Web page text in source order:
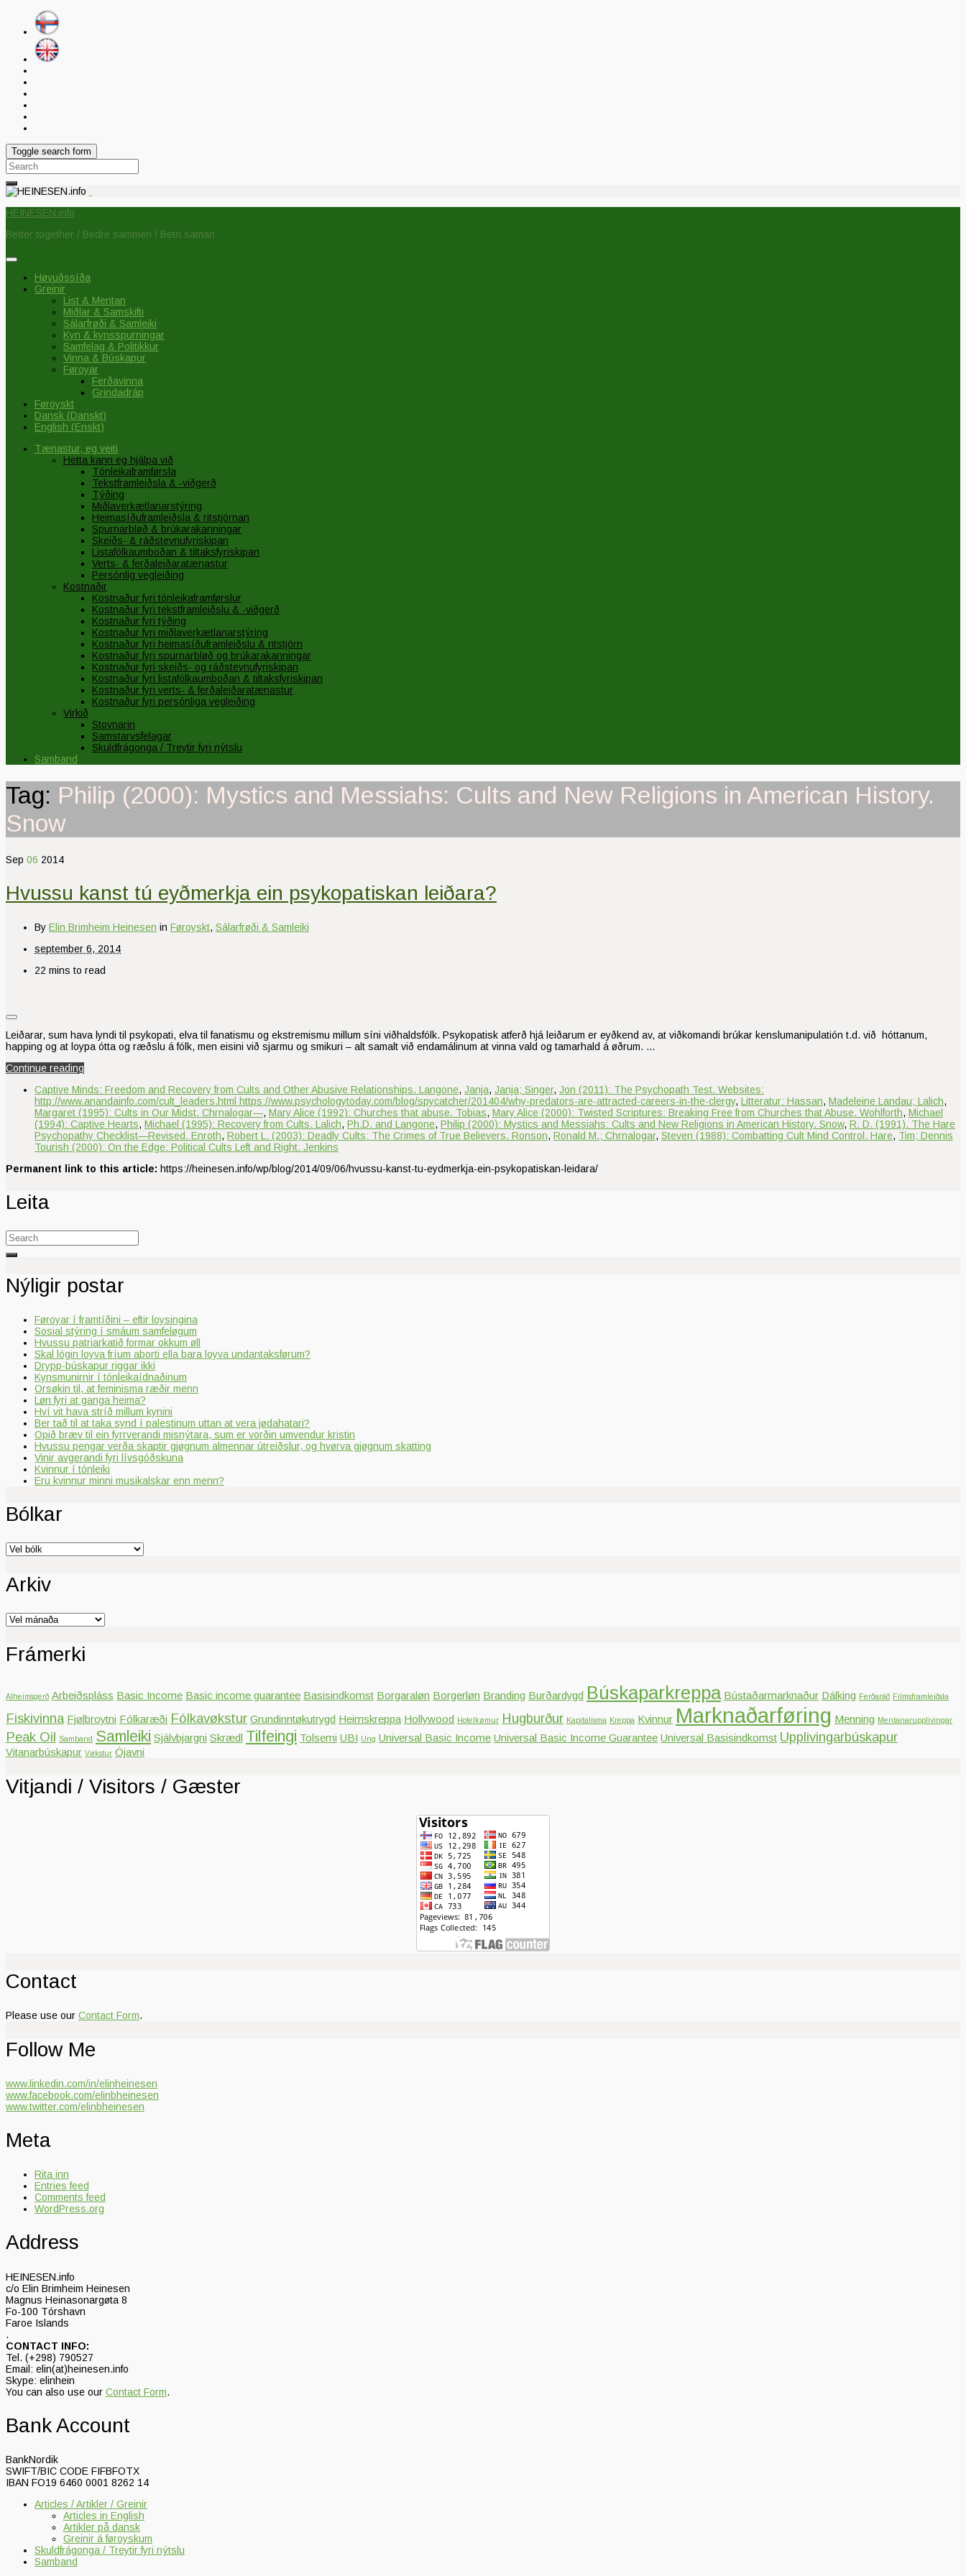
Toggle search form
Search
for:
HEINESEN.info
Better together / Bedre sammen / Betri saman
Høvuðssíða
Greinir
List & Mentan
Miðlar & Samskifti
Sálarfrøði & Samleiki
Kyn & kynsspurningar
Samfelag & Politikkur
Vinna & Búskapur
Føroyar
Ferðavinna
Grindadráp
Føroyskt
Dansk (Danskt)
English (Enskt)
Tænastur, eg veiti
Hetta kann eg hjálpa við
Tónleikaframførsla
Tekstframleiðsla & -viðgerð
Týðing
Miðlaverkætlanarstýring
Heimasíðuframleiðsla & ritstjórnan
Spurnarbløð & brúkarakanningar
Skeiðs- & ráðstevnufyriskipan
Listafólkaumboðan & tiltaksfyriskipan
Verts- & ferðaleiðaratænastur
Persónlig vegleiðing
Kostnaðir
Kostnaður fyri tónleikaframførslur
Kostnaður fyri tekstframleiðslu & -viðgerð
Kostnaður fyri týðing
Kostnaður fyri miðlaverkætlanarstýring
Kostnaður fyri heimasíðuframleiðslu & ritstjórn
Kostnaður fyri spurnarbløð og brúkarakanningar
Kostnaður fyri skeiðs- og ráðstevnufyriskipan
Kostnaður fyri listafólkaumboðan & tiltaksfyriskipan
Kostnaður fyri verts- & ferðaleiðaratænastur
Kostnaður fyri persónliga vegleiðing
Virkið
Stovnarin
Samstarvsfelagar
Skuldfrágonga / Treytir fyri nýtslu
Samband
Tag: Philip (2000): Mystics and Messiahs: Cults and New Religions in American History.
Snow
Sep 06 2014
Hvussu kanst tú eyðmerkja ein psykopatiskan leiðara?
By Elin Brimheim Heinesen in Føroyskt, Sálarfrøði & Samleiki
september 6, 2014
22 mins to read
Leiðarar, sum hava lyndi til psykopati, elva til fanatismu og ekstremismu millum síni viðhaldsfólk. Psykopatisk atferð hjá leiðarum er eyðkend av, at viðkomandi brúkar kenslumanipulatión t.d. við hóttanum,
happing og at loypa ótta og ræðslu á fólk, men eisini við sjarmu og smikuri – alt samalt við endamálinum at vinna vald og tamarhald á øðrum. …
Continue reading
Captive Minds: Freedom and Recovery from Cults and Other Abusive Relationships. Langone, Janja, Janja; Singer, Jon (2011): The Psychopath Test. Websites:
http://www.anandainfo.com/cult_leaders.html https://www.psychologytoday.com/blog/spycatcher/201404/why-predators-are-attracted-careers-in-the-clergy, Litteratur: Hassan, Madeleine Landau; Lalich,
Margaret (1995): Cults in Our Midst. Chrnalogar—, Mary Alice (1992): Churches that abuse. Tobias, Mary Alice (2000): Twisted Scriptures: Breaking Free from Churches that Abuse. Wohlforth, Michael
(1994): Captive Hearts, Michael (1995): Recovery from Cults. Lalich, Ph.D. and Langone, Philip (2000): Mystics and Messiahs: Cults and New Religions in American History. Snow, R. D. (1991). The Hare
Psychopathy Checklist—Revised. Enroth, Robert L. (2003): Deadly Cults: The Crimes of True Believers. Ronson, Ronald M.; Chrnalogar, Steven (1988): Combatting Cult Mind Control. Hare, Tim; Dennis
Tourish (2000): On the Edge: Political Cults Left and Right. Jenkins
Permanent link to this article: https://heinesen.info/wp/blog/2014/09/06/hvussu-kanst-tu-eydmerkja-ein-psykopatiskan-leidara/
Leita
Search
for:
Nýligir postar
Føroyar í framtíðini – eftir loysingina
Sosial stýring í smáum samfeløgum
Hvussu patriarkatið formar okkum øll
Skal lógin loyva fríum aborti ella bara loyva undantaksførum?
Drypp-búskapur riggar ikki
Kynsmunirnir í tónleikaídnaðinum
Orsøkin til, at feminisma ræðir menn
Løn fyri at ganga heima?
Hví vit hava stríð millum kynini
Ber tað til at taka synd í palestinum uttan at vera jødahatari?
Opið bræv til ein fyrrverandi misnýtara, sum er vorðin umvendur kristin
Hvussu pengar verða skaptir gjøgnum almennar útreiðslur, og hvørva gjøgnum skatting
Vinir avgerandi fyri lívsgóðskuna
Kvinnur í tónleiki
Eru kvinnur minni musikalskar enn menn?
Bólkar
Bólkar
Arkiv
Arkiv
Frámerki
Alheimsgerð Arbeiðspláss Basic Income Basic income guarantee Basisindkomst Borgaraløn Borgerløn Branding Burðardygd Búskaparkreppa Bústaðarmarknaður Dálking Ferðaráð Filmsframleiðsla
Fiskivinna Fjølbroytni Fólkaræði Fólkavøkstur Grundinntøkutrygd Heimskreppa Hollywood Hotelkømur Hugburður Kapitalisma Kreppa Kvinnur Marknaðarføring Menning Mentanarupplivingar
Peak Oil Samband Samleiki Sjálvbjargni Skrædl Tilfeingi Tolsemi UBI Ung Universal Basic Income Universal Basic Income Guarantee Universal Basisindkomst Upplivingarbúskapur
Vitanarbúskapur Vøkstur Ójavni
Vitjandi / Visitors / Gæster
Contact
Please use our Contact Form.
Follow Me
www.linkedin.com/in/elinheinesen
www.facebook.com/elinbheinesen
www.twitter.com/elinbheinesen
Meta
Rita inn
Entries feed
Comments feed
WordPress.org
Address
HEINESEN.info
c/o Elin Brimheim Heinesen
Magnus Heinasonargøta 8
Fo-100 Tórshavn
Faroe Islands
.
CONTACT INFO:
Tel. (+298) 790527
Email: elin(at)heinesen.info
Skype: elinhein
You can also use our Contact Form.
Bank Account
BankNordik
SWIFT/BIC CODE FIFBFOTX
IBAN FO19 6460 0001 8262 14
Articles / Artikler / Greinir
Articles in English
Artikler på dansk
Greinir á føroyskum
Skuldfrágonga / Treytir fyri nýtslu
Samband